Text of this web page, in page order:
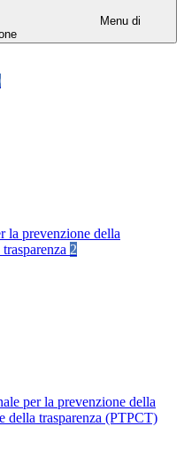
Menu di
la prevenzione della
2
per la prevenzione della
della trasparenza (PTPCT)